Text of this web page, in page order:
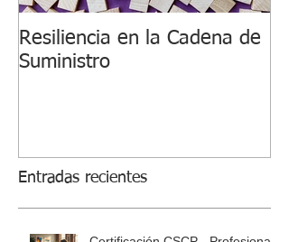
Resiliencia en la Cadena de
Suministro
Entradas recientes